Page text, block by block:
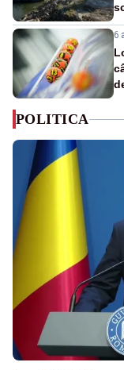
6
POLITICA